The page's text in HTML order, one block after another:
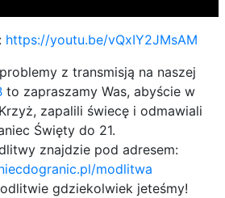
https://youtu.be/vQxIY2JMsAM
z transmisją na naszej
to zapraszamy Was, abyście w
zapalili świecę i odmawiali
Święty do 21.
znajdzie pod adresem:
modlitwa
gdziekolwiek jeteśmy!